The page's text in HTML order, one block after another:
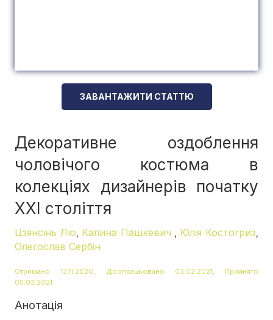
ЗАВАНТАЖИТИ СТАТТЮ
Декоративне оздоблення
чоловічого костюма в
колекціях дизайнерів початку
XXI століття
Цзянсінь Лю Калина Пашкевич Юлія Костогриз
Олегослав Сербін
Отримано 12.11.2020, Доопрацьовано 03.02.2021, Прийнято
05.03.2021
Анотація